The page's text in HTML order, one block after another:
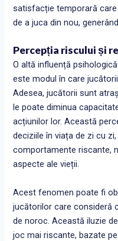
satisfacție temporară
de a juca din nou,
Percepția riscului și
O altă influență
este modul în care
Adesea, jucătorii sunt
le poate diminua
acțiunilor lor. Această
deciziile în viața de zi cu
comportamente riscante,
aspecte ale vieții.
Acest fenomen poate fi
jucătorilor care consideră
de noroc. Această iluzie
joc mai riscante, bazate